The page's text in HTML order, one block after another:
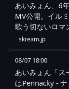
あいみょん、6
MV公開。イル
歌う切ないロマ
skream.jp
08/07 18:00
あいみょん「ス
はPennacky -